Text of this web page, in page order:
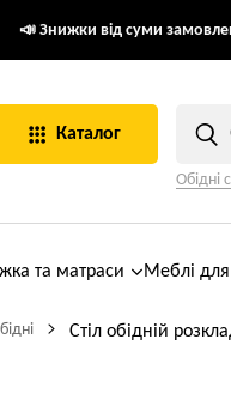
📣 Знижки від суми
Каталог
Обідні
та матраси Меблі для
Стіл обідній